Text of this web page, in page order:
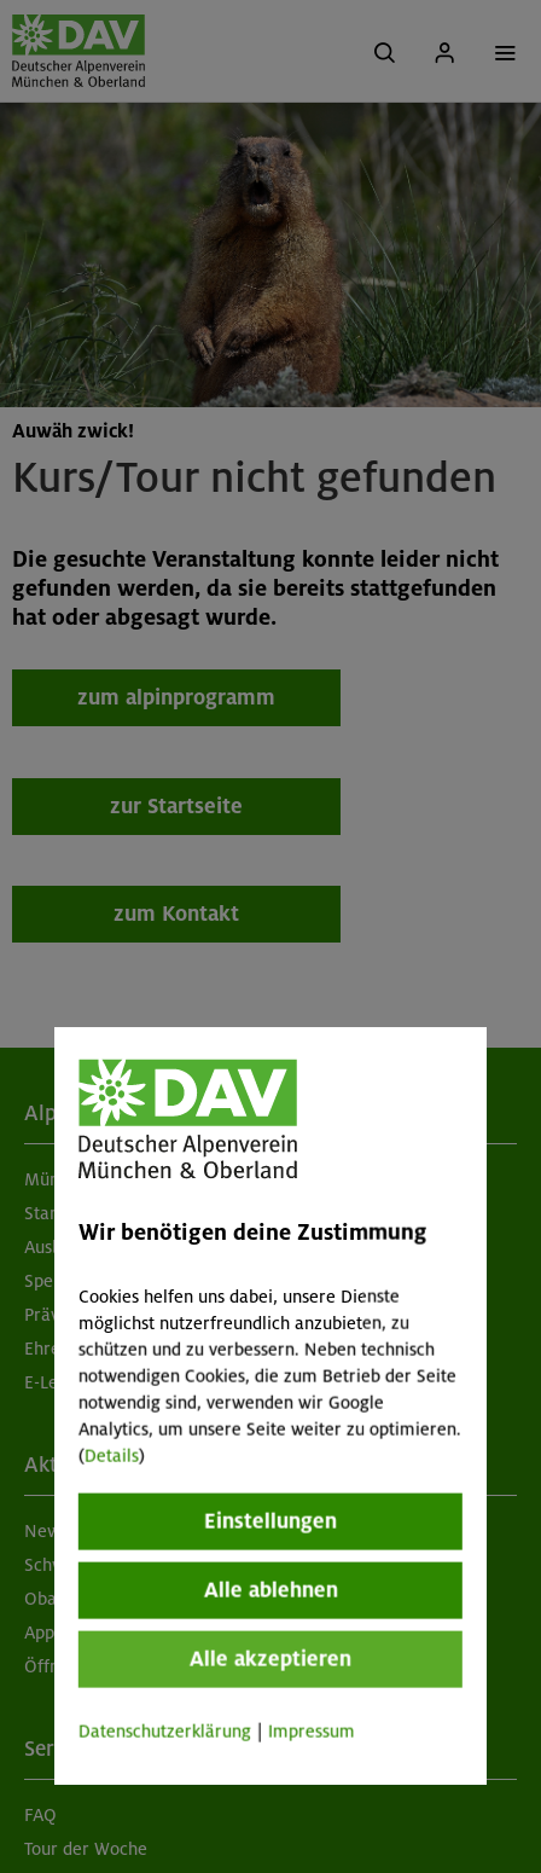
Kurs/Tour nicht gefunden
Auwäh zwick!
Die gesuchte Veranstaltung konnte leider nicht
gefunden werden, da sie bereits stattgefunden
hat oder abgesagt wurde.
zum alpinprogramm
zur Startseite
zum Kontakt
Alpenverein
München & Oberland
Standorte
Ausbildung & Jobs
Spenden
Prävention sexualisierter Gewalt
Ehrenamtsbörse
E-Learning
Aktuelles
Newsletter
Schwarzes Brett
Obacht geben!
App "Mein DAV+"
Öffnungszeiten
Services
FAQ
Tour der Woche
Wir benötigen deine Zustimmung
Cookies helfen uns dabei, unsere Dienste
möglichst nutzerfreundlich anzubieten, zu
schützen und zu verbessern. Neben technisch
notwendigen Cookies, die zum Betrieb der Seite
notwendig sind, verwenden wir Google
Analytics, um unsere Seite weiter zu optimieren.
(Details)
Einstellungen
Alle ablehnen
Alle akzeptieren
Datenschutzerklärung Impressum